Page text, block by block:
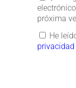
próxima
He
privacidad